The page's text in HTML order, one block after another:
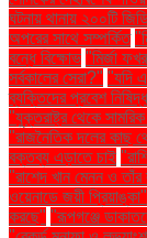
ঘটনায় থানায় ২০০টি
অপরের সাথে সম্পর্কিত
বন্ধে বিক্ষোভ "মির্জা
সর্বকালের সেরা?" "যদি
ব্যক্তিদের প্রবেশ
"যুক্তরাষ্ট্র থেকে
"রাজনৈতিক দলের কাছ
বক্তব্য এড়াতে চাই
"রাশেদ খান মেনন ও তাঁর
ওয়েনাডে জয়ী প্রিয়াঙ্কা"
করছে" "রূপগঞ্জে